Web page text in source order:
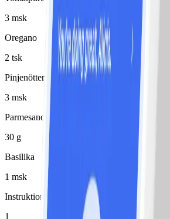
3 msk
Oregano
2 tsk
Pinjenötter
3 msk
Parmesanost
30 g
Basilika
1 msk
Instruktioner
1